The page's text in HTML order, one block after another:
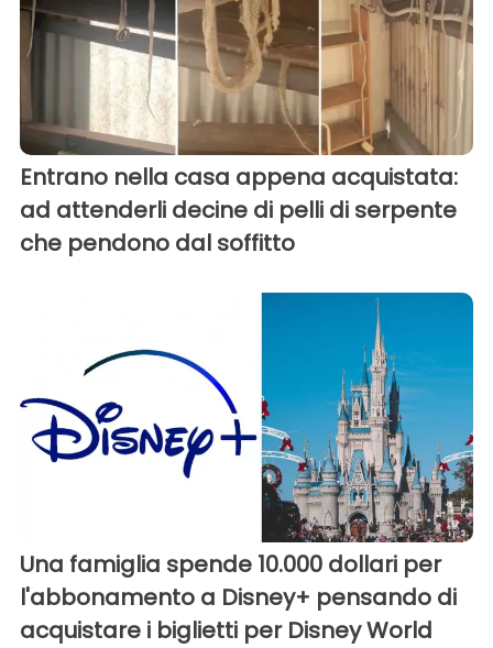
Entrano nella casa appena acquistata:
ad attenderli decine di pelli di serpente
che pendono dal soffitto
Una famiglia spende 10.000 dollari per
l'abbonamento a Disney+ pensando di
acquistare i biglietti per Disney World